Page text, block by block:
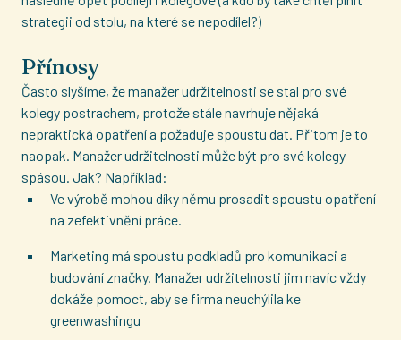
strategii od stolu, na které se nepodílel?)
Přínosy
Často slyšíme, že manažer udržitelnosti se stal pro své
kolegy postrachem, protože stále navrhuje nějaká
nepraktická opatření a požaduje spoustu dat. Přitom je to
naopak. Manažer udržitelnosti může být pro své kolegy
spásou. Jak? Například:
Ve výrobě mohou díky němu prosadit spoustu opatření
na zefektivnění práce.
Marketing má spoustu podkladů pro komunikaci a
budování značky. Manažer udržitelnosti jim navíc vždy
dokáže pomoct, aby se firma neuchýlila ke
greenwashingu